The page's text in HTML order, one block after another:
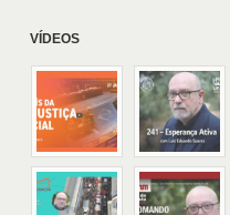
VÍDEOS